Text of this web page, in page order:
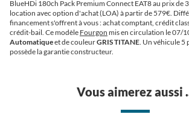
BlueHDi 180ch Pack Premium Connect EAT8 au prix de
location avec option d'achat (LOA) à partir de 579€.
financement s'offrent à vous : achat comptant, crédit
crédit-bail. Ce modèle Fourgon mis en circulation le 07/
Automatiqueet de couleurGRIS TITANE. Un véhicule 5
possède la garantie constructeur.
Vous aimerez aussi